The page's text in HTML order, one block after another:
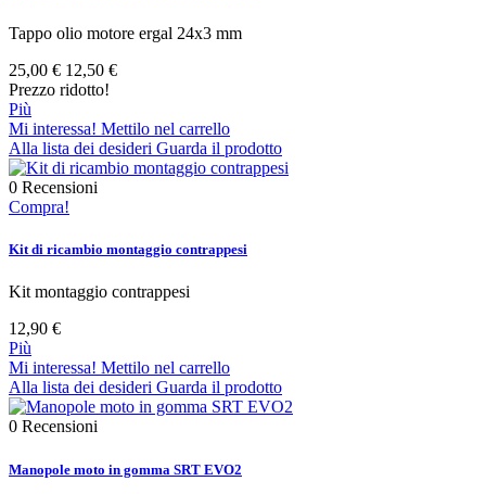
Tappo olio motore ergal 24x3 mm
25,00 € 12,50 €
Prezzo ridotto!
Più
Mi interessa! Mettilo nel carrello
Alla lista dei desideri Guarda il prodotto
0 Recensioni
Compra!
Kit di ricambio montaggio contrappesi
Kit montaggio contrappesi
12,90 €
Più
Mi interessa! Mettilo nel carrello
Alla lista dei desideri Guarda il prodotto
0 Recensioni
Manopole moto in gomma SRT EVO2